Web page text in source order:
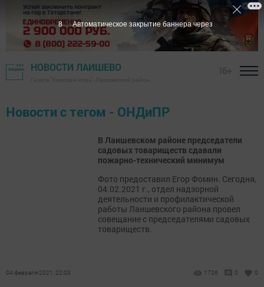
НОВОСТИ ЛАИШЕВО
Новости с тегом - ОНДиПР
В Лаишевском районе председатели
садовых товариществ сдавали
пожарно-технический минимум
Фото предоставил Егор Фомин. Сегодня,
04.02.2021 г., отдел надзорной
деятельности и профилактической
работы Лаишевского района провел
совещание с председателями садовых
товариществ.
04 февраля 2021, 22:03 1726 0 0
7 Автоматическое закрытие баннера через